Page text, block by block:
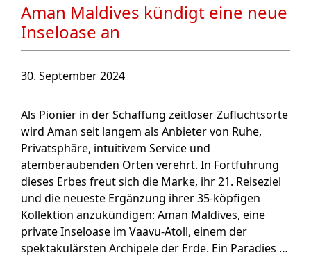
Aman Maldives kündigt eine neue
Inseloase an
30. September 2024
Als Pionier in der Schaffung zeitloser Zufluchtsorte
wird Aman seit langem als Anbieter von Ruhe,
Privatsphäre, intuitivem Service und
atemberaubenden Orten verehrt. In Fortführung
dieses Erbes freut sich die Marke, ihr 21. Reiseziel
und die neueste Ergänzung ihrer 35-köpfigen
Kollektion anzukündigen: Aman Maldives, eine
private Inseloase im Vaavu-Atoll, einem der
spektakulärsten Archipele der Erde. Ein Paradies …